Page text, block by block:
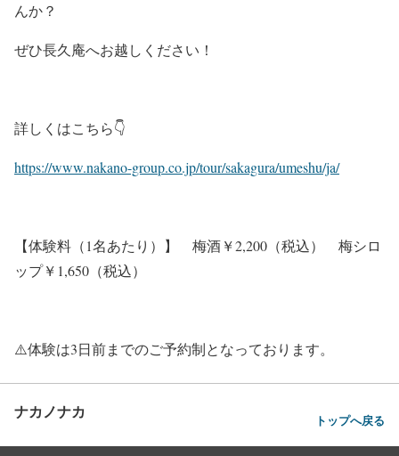
んか？
ぜひ長久庵へお越しください！
詳しくはこちら👇
https://www.nakano-group.co.jp/tour/sakagura/umeshu/ja/
【体験料（1名あたり）】 梅酒￥2,200（税込） 梅シロ
ップ￥1,650（税込）
⚠️体験は3日前までのご予約制となっております。
ナカノナカ トップへ戻る